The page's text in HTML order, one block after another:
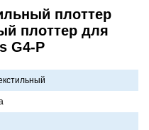
плоттер
плоттер для
G4-P